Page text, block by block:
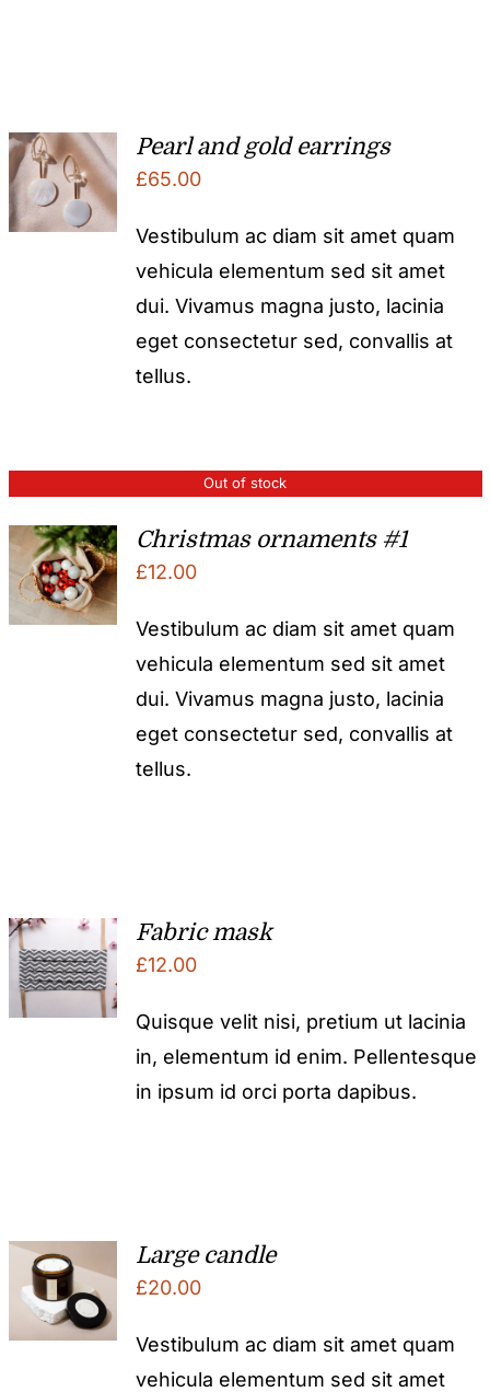
Pearl and gold earrings
£65.00
Vestibulum ac diam sit amet quam
vehicula elementum sed sit amet
dui. Vivamus magna justo, lacinia
eget consectetur sed, convallis at
tellus.
Out of stock
Christmas ornaments #1
£12.00
Vestibulum ac diam sit amet quam
vehicula elementum sed sit amet
dui. Vivamus magna justo, lacinia
eget consectetur sed, convallis at
tellus.
Fabric mask
£12.00
Quisque velit nisi, pretium ut lacinia
in, elementum id enim. Pellentesque
in ipsum id orci porta dapibus.
Large candle
£20.00
Vestibulum ac diam sit amet quam
vehicula elementum sed sit amet